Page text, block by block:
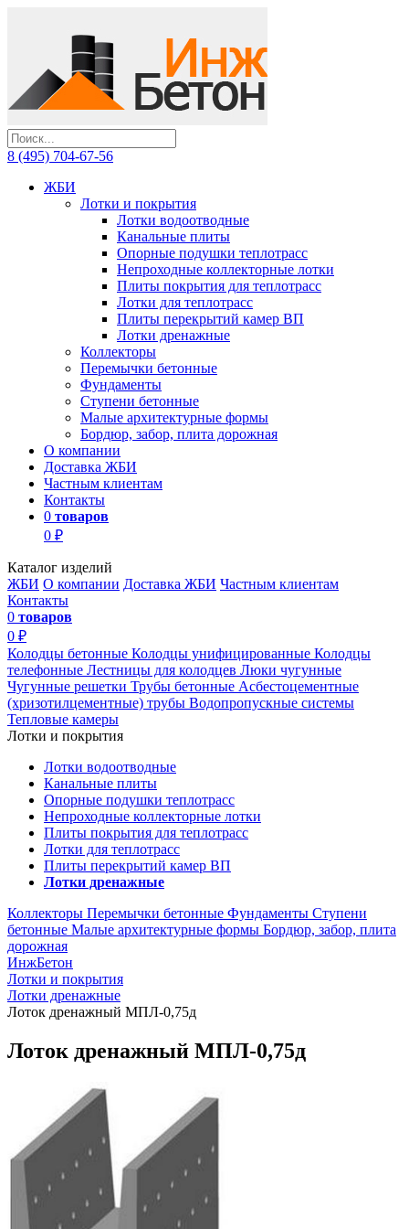
8 (495) 704-67-56
ЖБИ
Лотки и покрытия
Лотки водоотводные
Канальные плиты
Опорные подушки теплотрасс
Непроходные коллекторные лотки
Плиты покрытия для теплотрасс
Лотки для теплотрасс
Плиты перекрытий камер ВП
Лотки дренажные
Коллекторы
Перемычки бетонные
Фундаменты
Ступени бетонные
Малые архитектурные формы
Бордюр, забор, плита дорожная
О компании
Доставка ЖБИ
Частным клиентам
Контакты
0 товаров
0 ₽
Каталог изделий
ЖБИ О компании Доставка ЖБИ Частным клиентам
Контакты
0 товаров
0 ₽
Колодцы бетонные Колодцы унифицированные Колодцы
телефонные Лестницы для колодцев Люки чугунные
Чугунные решетки Трубы бетонные Асбестоцементные
(хризотилцементные) трубы Водопропускные системы
Тепловые камеры
Лотки и покрытия
Лотки водоотводные
Канальные плиты
Опорные подушки теплотрасс
Непроходные коллекторные лотки
Плиты покрытия для теплотрасс
Лотки для теплотрасс
Плиты перекрытий камер ВП
Лотки дренажные
Коллекторы Перемычки бетонные Фундаменты Ступени
бетонные Малые архитектурные формы Бордюр, забор, плита
дорожная
ИнжБетон
Лотки и покрытия
Лотки дренажные
Лоток дренажный МПЛ-0,75д
Лоток дренажный МПЛ-0,75д